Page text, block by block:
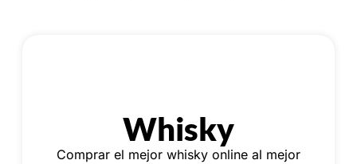
Whisky
Comprar el mejor whisky online al mejor